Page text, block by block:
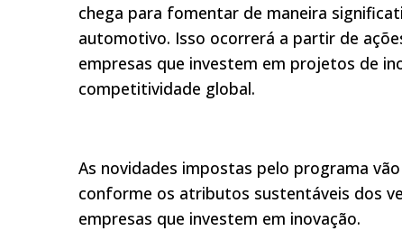
chega para fomentar de maneira
automotivo. Isso ocorrerá a partir de
empresas que investem em projetos de
competitividade global.
As novidades impostas pelo programa
conforme os atributos sustentáveis dos
empresas que investem em inovação.